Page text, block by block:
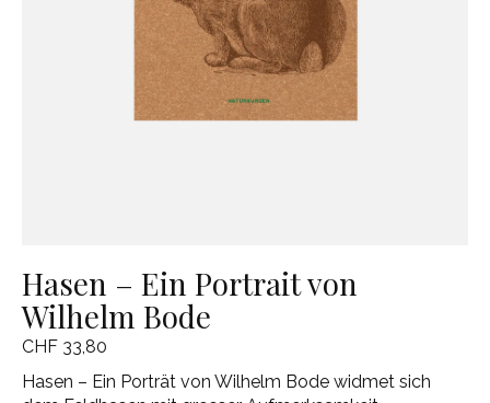
Hasen – Ein Portrait von
Wilhelm Bode
CHF 33,80
Hasen – Ein Porträt von Wilhelm Bode widmet sich